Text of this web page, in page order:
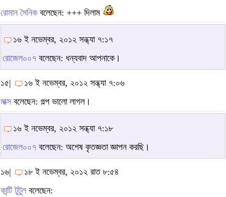
রোমান সৈনিকবলেছেন: +++ দিলাম
১৬ ই নভেম্বর, ২০১২ সন্ধ্যা ৭:১৭
রোজেল০০৭ বলেছেন: ধন্যবাদ আপনাকে।
১৫|
১৬ ই নভেম্বর, ২০১২ সন্ধ্যা ৭:০৬
মাক্স বলেছেন: গল্প ভালো লাগল।
১৬ ই নভেম্বর, ২০১২ সন্ধ্যা ৭:১৮
রোজেল০০৭ বলেছেন: অশেষ কৃতজ্ঞতা জ্ঞাপন করছি।
১৬|
১৮ ই নভেম্বর, ২০১২ রাত ৮:৫৪
কান্টি টুটুল বলেছেন: